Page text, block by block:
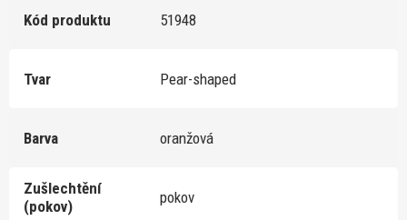
Kód produktu 51948
Tvar Pear-shaped
Barva oranžová
Zušlechtění
(pokov)
pokov